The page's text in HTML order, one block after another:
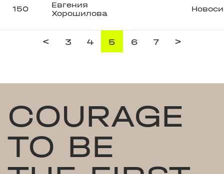
150
Евгения
Хорошилова
< 3 4 5 6 7 >
COURAGE
TO BE